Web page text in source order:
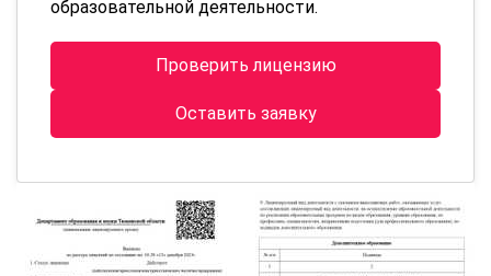
образовательной деятельности.
Проверить лицензию
Оставить заявку